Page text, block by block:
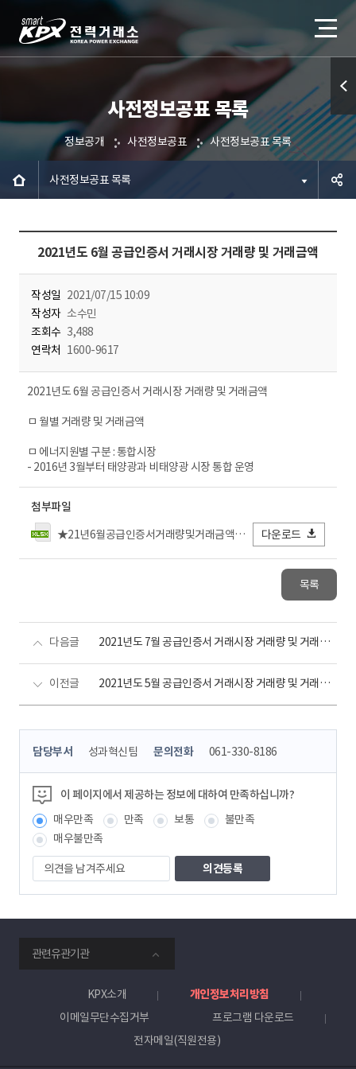
사전정보공표 목록
정보공개 사전정보공표 사전정보공표 목록
사전정보공표 목록
2021년도 6월 공급인증서 거래시장 거래량 및 거래금액
작성일 2021/07/15 10:09
작성자 소수민
조회수 3,488
연락처 1600-9617
2021년도 6월 공급인증서 거래시장 거래량 및 거래금액
ㅁ 월별 거래량 및 거래금액
ㅁ 에너지원별 구분 : 통합시장
- 2016년 3월부터 태양광과 비태양광 시장 통합 운영
첨부파일
★21년6월공급인증서거래량및거래금액_전력거래소FIN(수정).xlsx
다운로드
목록
다음글 2021년도 7월 공급인증서 거래시장 거래량 및 거래금액
이전글 2021년도 5월 공급인증서 거래시장 거래량 및 거래금액
콘
츠
정
보
책
임
자
담당부서 성과혁신팀 문의전화 061-330-8186
이 페이지에서 제공하는 정보에 대하여 만족하십니까?
매우만족
만족 보통
불만족
매우불만족
의
견
을
겨
주
세
요
관련유관기관
KPX소개
개인정보처리방침
이메일무단수집거부
프로그램 다운로드
전자메일(직원전용)
퀵메
뉴 열
기